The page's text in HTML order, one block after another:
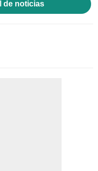
de noticias